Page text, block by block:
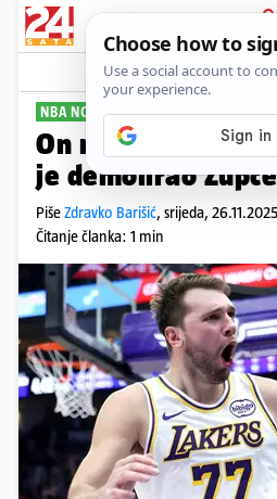
Sport
NBA NOĆ
On nije s ovog
je demolirao
PišeZdravko Barišić, srijeda,
Čitanje članka: 1 min